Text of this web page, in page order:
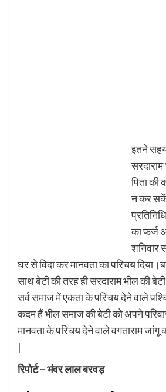
इतने
सरदाराम
पिता
न कर
का फर्ज
शनिवार
घर से विदा कर मानवता का परिचय
साथ बेटी की तरह ही सरदाराम भील की
सर्व समाज में एकता के परिचय देने वाले
कदम हैं भील समाज की बेटी को अपने
मानवता के परिचय देने वाले वगताराम
|
रिपोर्ट – भंवर लाल बरवड़